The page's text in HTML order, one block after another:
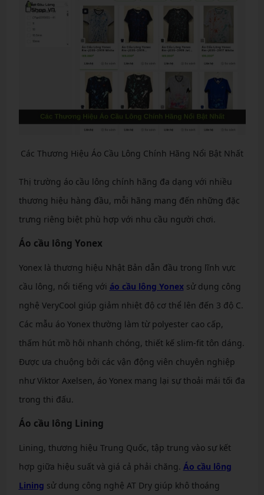
Các Thương Hiệu Áo Cầu Lông Chính Hãng Nổi Bật Nhất
Thị trường áo cầu lông chính hãng đa dạng với nhiều
thương hiệu hàng đầu, mỗi hãng mang đến những đặc
trưng riêng biệt phù hợp với nhu cầu người chơi.
Áo cầu lông Yonex
Yonex là thương hiệu Nhật Bản dẫn đầu trong lĩnh vực
cầu lông, nổi tiếng với áo cầu lông Yonexsử dụng công
nghệ VeryCool giúp giảm nhiệt độ cơ thể lên đến 3 độ C.
Các mẫu áo Yonex thường làm từ polyester cao cấp,
thấm hút mồ hôi nhanh chóng, thiết kế slim-fit tôn dáng.
Được ưa chuộng bởi các vận động viên chuyên nghiệp
như Viktor Axelsen, áo Yonex mang lại sự thoải mái tối đa
trong thi đấu.
Áo cầu lông Lining
Lining, thương hiệu Trung Quốc, tập trung vào sự kết
hợp giữa hiệu suất và giá cả phải chăng. Áo cầu lông
Lining sử dụng công nghệ AT Dry giúp khô thoáng